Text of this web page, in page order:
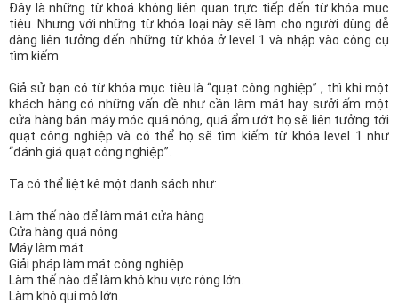
Đây là những từ khoá không liên quan trực tiếp đến từ khóa mục
tiêu. Nhưng với những từ khóa loại này sẽ làm cho người dùng dễ
dàng liên tưởng đến những từ khóa ở level 1 và nhập vào công cụ
tìm kiếm.
Giả sử bạn có từ khóa mục tiêu là “quạt công nghiệp” , thì khi một
khách hàng có những vấn đề như cần làm mát hay sưởi ấm một
cửa hàng bán máy móc quá nóng, quá ẩm ướt họ sẽ liên tưởng tới
quạt công nghiệp và có thể họ sẽ tìm kiếm từ khóa level 1 như
“đánh giá quạt công nghiệp”.
Ta có thể liệt kê một danh sách như:
Làm thế nào để làm mát cửa hàng
Cửa hàng quá nóng
Máy làm mát
Giải pháp làm mát công nghiệp
Làm thế nào để làm khô khu vực rộng lớn.
Làm khô qui mô lớn.